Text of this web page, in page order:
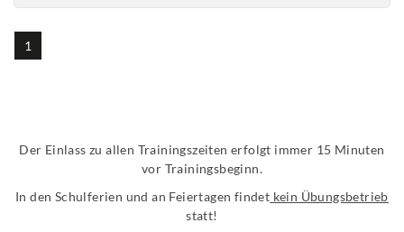
1
Der Einlass zu allen Trainingszeiten erfolgt immer 15 Minuten
vor Trainingsbeginn.
In den Schulferien und an Feiertagen findet kein Übungsbetrieb
statt!